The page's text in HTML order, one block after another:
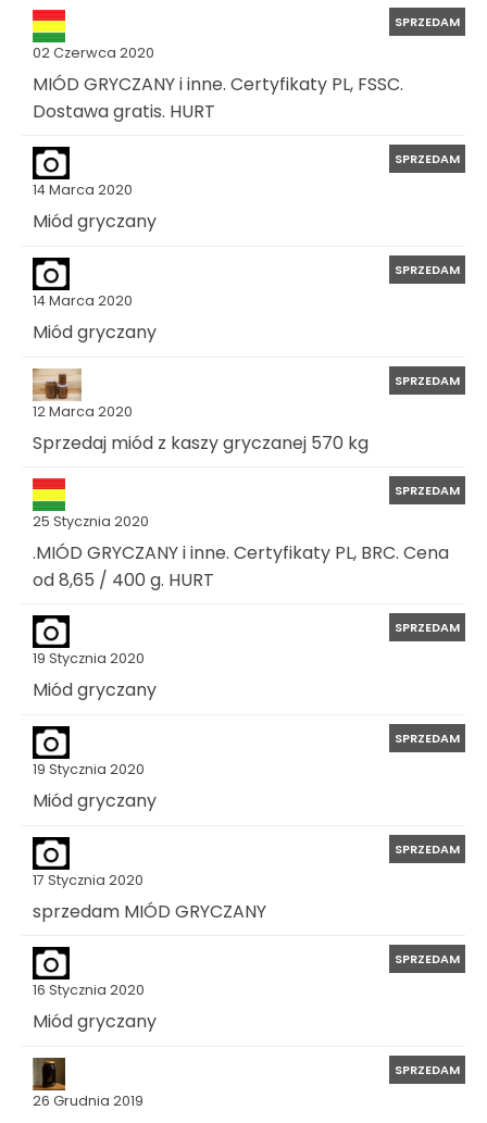
02 Czerwca 2020
SPRZEDAM
MIÓD GRYCZANY i inne. Certyfikaty PL, FSSC.
Dostawa gratis. HURT
14 Marca 2020
SPRZEDAM
Miód gryczany
14 Marca 2020
SPRZEDAM
Miód gryczany
12 Marca 2020
SPRZEDAM
Sprzedaj miód z kaszy gryczanej 570 kg
25 Stycznia 2020
SPRZEDAM
.MIÓD GRYCZANY i inne. Certyfikaty PL, BRC. Cena
od 8,65 / 400 g. HURT
19 Stycznia 2020
SPRZEDAM
Miód gryczany
19 Stycznia 2020
SPRZEDAM
Miód gryczany
17 Stycznia 2020
SPRZEDAM
sprzedam MIÓD GRYCZANY
16 Stycznia 2020
SPRZEDAM
Miód gryczany
26 Grudnia 2019
SPRZEDAM